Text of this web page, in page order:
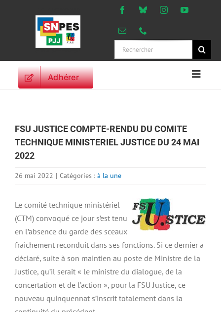
Rechercher:
Adhérer
ORIENTATIONS
PROFESSIONNELLES
PUBLICATIONS
FSU JUSTICE COMPTE-RENDU DU COMITE
TECHNIQUE MINISTERIEL JUSTICE DU 24 MAI
2022
26 mai 2022 | Catégories : à la une
Le comité technique ministériel
(CTM) convoqué ce jour s’est tenu
en l’absence du garde des sceaux
fraîchement reconduit dans ses fonctions. Si ce dernier a
déclaré, suite à son maintien au poste de Ministre de la
Justice, qu’il serait « le ministre du dialogue, de la
concertation et de l’action », pour la FSU Justice, ce
nouveau quinquennat s’inscrit totalement dans la